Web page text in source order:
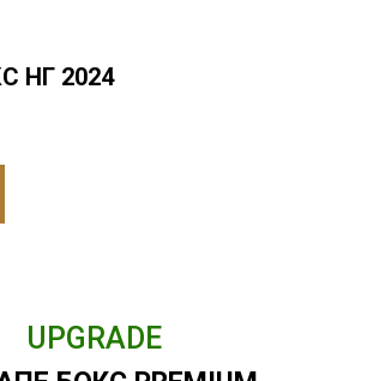
НГ 2024
UPGRADE